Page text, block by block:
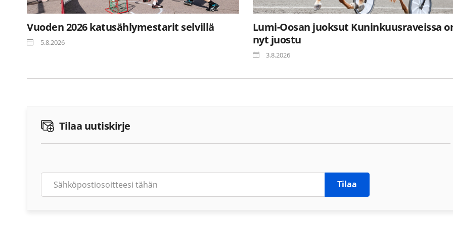
Vuoden 2026 katusählymestarit selvillä
5.8.2026
Lumi-Oosan juoksut Kuninkuusraveissa
nyt juostu
3.8.2026
Tilaa uutiskirje
Tilaa